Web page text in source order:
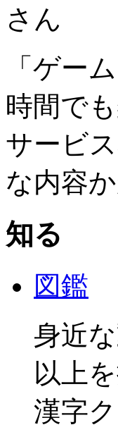
「ゲー
時間で
サービ
な内容
知る
図鑑
身近
以上
漢字